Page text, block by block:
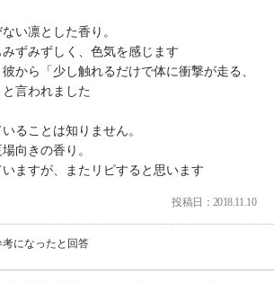
い凛とした香り。
ずみずしく、色気を感じます
から「少し触れるだけで体に衝撃が走る、
言われました
ることは知りません。
向きの香り。
ますが、またリピすると思います
投稿日：2018.11.10
考になったと回答